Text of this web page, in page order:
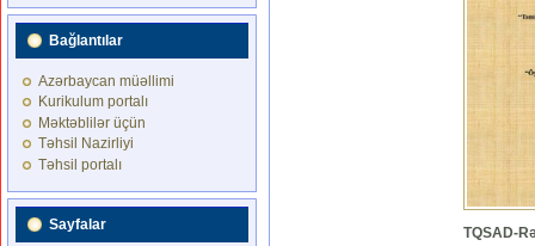
Bağlantılar
Azərbaycan müəllimi
Kurikulum portalı
Məktəblilər üçün
Təhsil Nazirliyi
Təhsil portalı
Sayfalar TQSAD-